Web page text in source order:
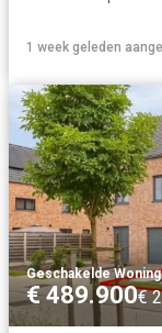
1 week geleden
Geschakelde Woning
€ 489.900€